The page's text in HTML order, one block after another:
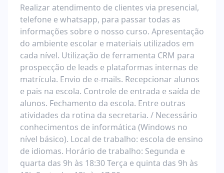
Realizar atendimento de clientes via presencial,
telefone e whatsapp, para passar todas as
informações sobre o nosso curso. Apresentação
do ambiente escolar e materiais utilizados em
cada nível. Utilização de ferramenta CRM para
prospecção de leads e plataformas internas de
matrícula. Envio de e-mails. Recepcionar alunos
e pais na escola. Controle de entrada e saída de
alunos. Fechamento da escola. Entre outras
atividades da rotina da secretaria. / Necessário
conhecimentos de informática (Windows no
nível básico). Local de trabalho: escola de ensino
de idiomas. Horário de trabalho: Segunda e
quarta das 9h às 18:30 Terça e quinta das 9h às